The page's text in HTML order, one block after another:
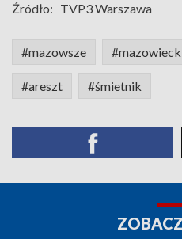
Źródło: TVP3 Warszawa
#mazowsze
#areszt #śmietnik